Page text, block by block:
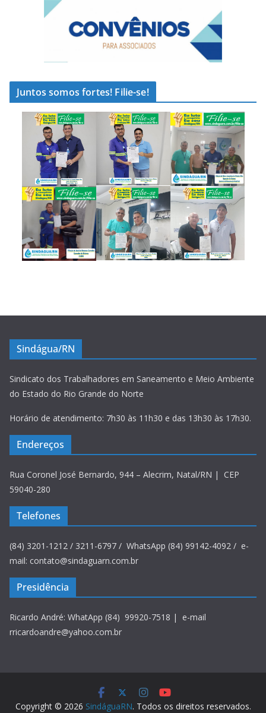
Juntos somos fortes! Filie-se!
Sindágua/RN
Sindicato dos Trabalhadores em Saneamento e Meio Ambiente
do Estado do Rio Grande do Norte
Horário de atendimento: 7h30 às 11h30 e das 13h30 às 17h30.
Endereços
Rua Coronel José Bernardo, 944 – Alecrim, Natal/RN | CEP
59040-280
Telefones
(84) 3201-1212 / 3211-6797 / WhatsApp (84) 99142-4092 / e-
mail: contato@sindaguarn.com.br
Presidência
Ricardo André: WhatApp (84) 99920-7518 | e-mail
rricardoandre@yahoo.com.br
Copyright © 2026 SindáguaRN. Todos os direitos reservados.